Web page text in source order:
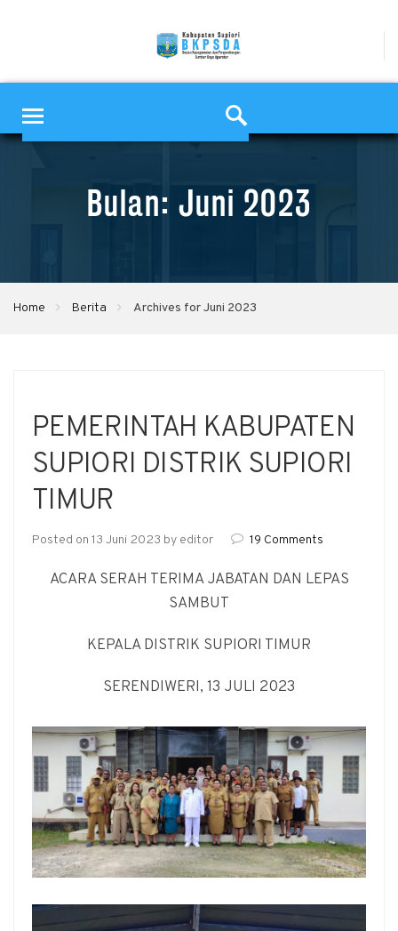
Bulan: Juni 2023
Home Berita Archives for Juni 2023
PEMERINTAH KABUPATEN
SUPIORI DISTRIK SUPIORI
TIMUR
Posted on 13 Juni 2023 by editor 19 Comments
ACARA SERAH TERIMA JABATAN DAN LEPAS
SAMBUT
KEPALA DISTRIK SUPIORI TIMUR
SERENDIWERI, 13 JULI 2023